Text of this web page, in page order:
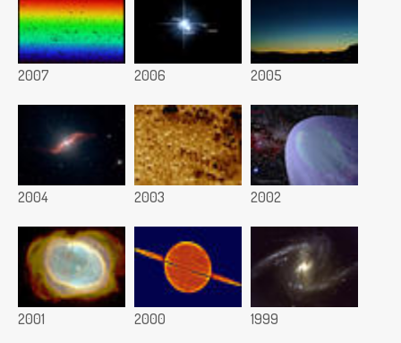
2007 2006 2005
2004 2003 2002
2001 2000 1999